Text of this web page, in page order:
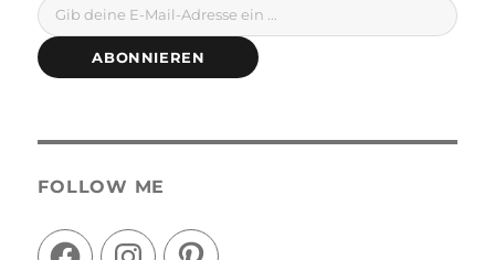
ABONNIEREN
FOLLOW ME
FacebookInstagramPinterest